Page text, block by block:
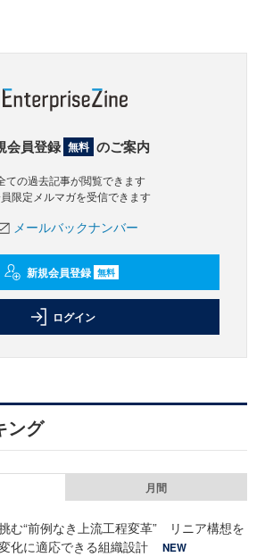
会員登録 無料 のご案内
ての過去記事が閲覧できます
員限定メルマガを受信できます
メールバックナンバー
新規会員登録 無料
ログイン
ング
月間
む“前例なき上流工程変革” リニア構想を
化に適応できる組織設計
NEW